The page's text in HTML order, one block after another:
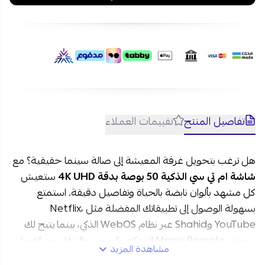
الذكية بتصميمتناسب مع أي مساحة داخليةويضيف
لمسة عصرية، إذاً تلفاز أنيق وعصري في منزلك.
تفاصيل المنتج تقييمات العملاء
هل ترغب بتحويل غرفة المعيشة إلى صالة سينما حقيقية؟ مع
شاشة ام تي سي الذكية 50 بوصة بدقة 4K UHD
ستعيش
كل مشهد بألوان نابضة بالحياة وتفاصيل دقيقة. استمتع
بسهولة الوصول إلى تطبيقاتك المفضلة مثل Netflix،
YouTube وShahid عبر نظام WebOS الذكي، بينما يتيح لك
ريموت Magic Remote التحكم بالصوت والتنقل بين القنوات
والتطبيقات بسلاسة مطلقة.مشاهدة المزيد